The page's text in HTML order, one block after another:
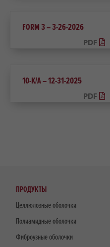
FORM 3 – 3-26-2026
PDF
10-K/A – 12-31-2025
PDF
ПРОДУКТЫ
Целлюлозные оболочки
Полиамидные оболочки
Фиброузные оболочки